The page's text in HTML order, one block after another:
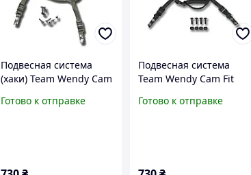
Подвесная система
(хаки) Team Wendy Cam
MICH, ARCH
Готово к отправке
Подвесная система
Team Wendy Cam Fit
MICH, ARCH
Готово к отправке